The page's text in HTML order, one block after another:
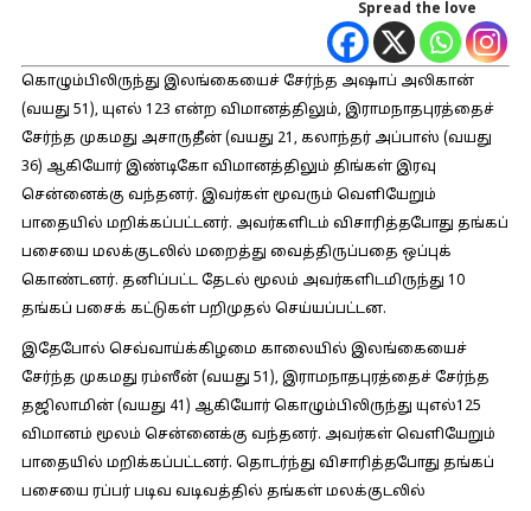
Spread the love
கொழும்பிலிருந்து இலங்கையைச் சேர்ந்த அஷாப் அலிகான்
(வயது 51), யுஎல் 123 என்ற விமானத்திலும், இராமநாதபுரத்தைச்
சேர்ந்த முகமது அசாருதீன் (வயது 21, கலாந்தர் அப்பாஸ் (வயது
36) ஆகியோர் இண்டிகோ விமானத்திலும் திங்கள் இரவு
சென்னைக்கு வந்தனர். இவர்கள் மூவரும் வெளியேறும்
பாதையில் மறிக்கப்பட்டனர். அவர்களிடம் விசாரித்தபோது தங்கப்
பசையை மலக்குடலில் மறைத்து வைத்திருப்பதை ஒப்புக்
கொண்டனர். தனிப்பட்ட தேடல் மூலம் அவர்களிடமிருந்து 10
தங்கப் பசைக் கட்டுகள் பறிமுதல் செய்யப்பட்டன.
இதேபோல் செவ்வாய்க்கிழமை காலையில் இலங்கையைச்
சேர்ந்த முகமது ரம்ஸீன் (வயது 51), இராமநாதபுரத்தைச் சேர்ந்த
தஜிலாமின் (வயது 41) ஆகியோர் கொழும்பிலிருந்து யுஎல்125
விமானம் மூலம் சென்னைக்கு வந்தனர். அவர்கள் வெளியேறும்
பாதையில் மறிக்கப்பட்டனர். தொடர்ந்து விசாரித்தபோது தங்கப்
பசையை ரப்பர் படிவ வடிவத்தில் தங்கள் மலக்குடலில்